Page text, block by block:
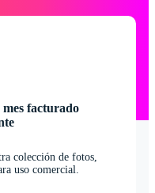
facturado
colección de fotos,
uso comercial.